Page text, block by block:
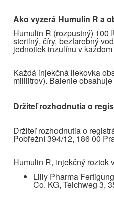
Ako vyzerá Humulin R a
Humulin R (rozpustný) 100
sterilný, číry, bezfarebný
jednotiek inzulínu v
Každá injekčná liekovka
mililitrov). Balenie
Držiteľ rozhodnutia o
Držiteľ rozhodnutia o
Pobřežní 394/12, 186 00
Humulin R, injekčný roztok
Lilly Pharma
Co. KG, Teichweg 3,